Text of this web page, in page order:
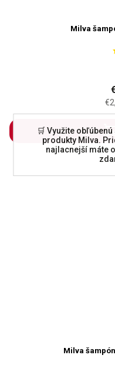
🛒 Využite
produkty Milva.
najlacnejší máte
Milva
Milva